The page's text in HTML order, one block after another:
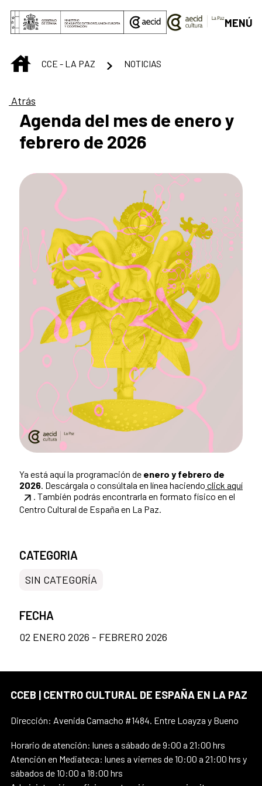
Saltar al contenido principal
MENÚ
INICIOCCE - LA PAZ NOTICIAS
Atrás
Agenda del mes de enero y
febrero de 2026
Ya está aquí la programación de enero y febrero de
2026. Descárgala o consúltala en línea haciendo click aquí
. También podrás encontrarla en formato físico en el
Centro Cultural de España en La Paz.
CATEGORIA
SIN CATEGORÍA
FECHA
02 ENERO 2026 - FEBRERO 2026
CCEB | CENTRO CULTURAL DE ESPAÑA EN LA PAZ
Dirección: Avenida Camacho #1484. Entre Loayza y Bueno
Horario de atención: lunes a sábado de 9:00 a 21:00 hrs
Atención en Mediateca: lunes a viernes de 10:00 a 21:00 hrs y
sábados de 10:00 a 18:00 hrs